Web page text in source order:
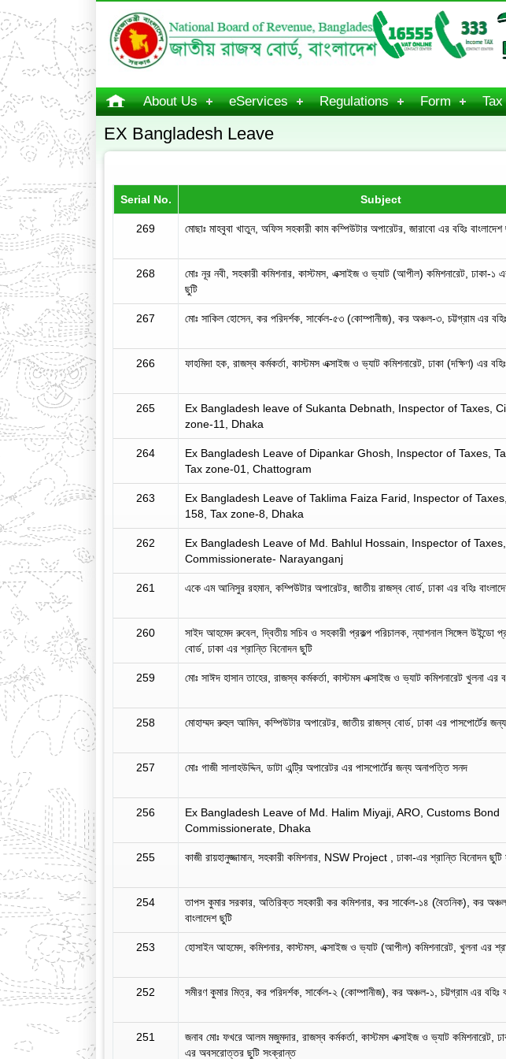
About Us eServices Regulations Form
EX Bangladesh Leave
Serial No. Subject
269 মোছাঃ মাহবুবা খাতুন, অফিস সহকারী কাম কম্পিউটার অপারেটর, জারাবো এর বহিঃ বাংলাদেশ
268
মোঃ নূর নবী, সহকারী কমিশনার, কাস্টমস, এক্সাইজ ও ভ্যাট (আপীল) কমিশনারেট, ঢাকা-১
ছুটি
267 মোঃ সাকিল হোসেন, কর পরিদর্শক, সার্কেল-৫৩ (কোম্পানীজ), কর অঞ্চল-৩, চট্টগ্রাম এর বহিঃ
266 ফাহমিদা হক, রাজস্ব কর্মকর্তা, কাস্টমস এক্সাইজ ও ভ্যাট কমিশনারেট, ঢাকা (দক্ষিণ) এর বহিঃ
265
Ex Bangladesh leave of Sukanta Debnath, Inspector of Taxes,
zone-11, Dhaka
264
Ex Bangladesh Leave of Dipankar Ghosh, Inspector of Taxes,
Tax zone-01, Chattogram
263
Ex Bangladesh Leave of Taklima Faiza Farid, Inspector of
158, Tax zone-8, Dhaka
262
Ex Bangladesh Leave of Md. Bahlul Hossain, Inspector of
Commissionerate- Narayanganj
261 একে এম আনিসুর রহমান, কম্পিউটার অপারেটর, জাতীয় রাজস্ব বোর্ড, ঢাকা এর বহিঃ
260
সাইদ আহমেদ রুবেল, দ্বিতীয় সচিব ও সহকারী প্রকল্প পরিচালক, ন্যাশনাল সিঙ্গেল উইন্ডো
বোর্ড, ঢাকা এর শ্রান্তি বিনোদন ছুটি
259 মোঃ সাঈদ হাসান তাহের, রাজস্ব কর্মকর্তা, কাস্টমস এক্সাইজ ও ভ্যাট কমিশনারেট খুলনা এর
258 মোহাম্মদ রুহুল আমিন, কম্পিউটার অপারেটর, জাতীয় রাজস্ব বোর্ড, ঢাকা এর পাসপোর্টের
257 মোঃ গাজী সালাহউদ্দিন, ডাটা এন্ট্রি অপারেটর এর পাসপোর্টের জন্য অনাপত্তি সনদ
256
Ex Bangladesh Leave of Md. Halim Miyaji, ARO, Customs Bond
Commissionerate, Dhaka
255 কাজী রায়হানুজ্জামান, সহকারী কমিশনার, NSW Project , ঢাকা-এর শ্রান্তি বিনোদন ছুটি
254
তাপস কুমার সরকার, অতিরিক্ত সহকারী কর কমিশনার, কর সার্কেল-১৪ (বৈতনিক), কর
বাংলাদেশ ছুটি
253 হোসাইন আহমেদ, কমিশনার, কাস্টমস, এক্সাইজ ও ভ্যাট (আপীল) কমিশনারেট, খুলনা এর
252 সমীরণ কুমার মিত্র, কর পরিদর্শক, সার্কেল-২ (কোম্পানীজ), কর অঞ্চল-১, চট্টগ্রাম এর বহিঃ
251
জনাব মোঃ ফখরে আলম মজুমদার, রাজস্ব কর্মকর্তা, কাস্টমস এক্সাইজ ও ভ্যাট কমিশনারেট,
এর অবসরোত্তর ছুটি সংক্রান্ত